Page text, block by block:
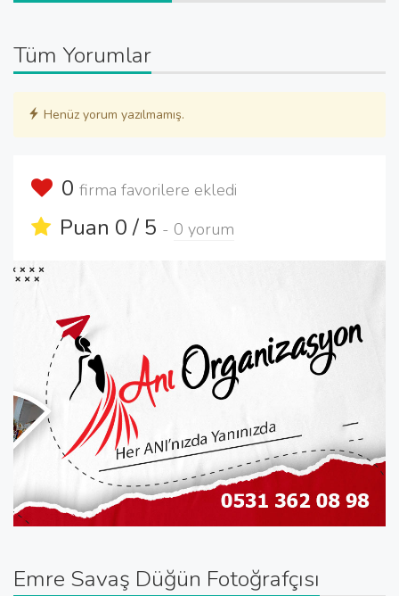
Tüm Yorumlar
Henüz yorum yazılmamış.
0 firma favorilere ekledi
Puan 0 / 5 - 0 yorum
Emre Savaş Düğün Fotoğrafçısı